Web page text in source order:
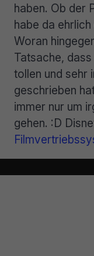
haben. Ob der
habe da
Woran
Tatsache,
tollen und sehr
geschrieben
immer nur um
gehen. :D